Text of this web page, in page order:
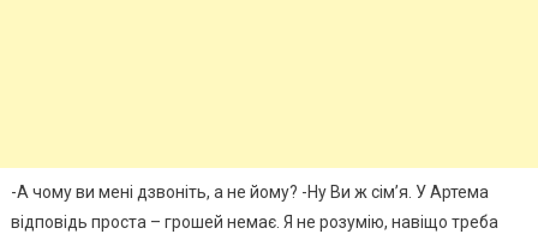
-А чому ви мені дзвоніть, а не йому? -Ну Ви ж сім’я. У Артема
відповідь проста – грошей немає. Я не розумію, навіщо треба